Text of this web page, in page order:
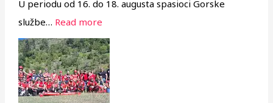
U periodu od 16. do 18. augusta spasioci Gorske
službe… Read more